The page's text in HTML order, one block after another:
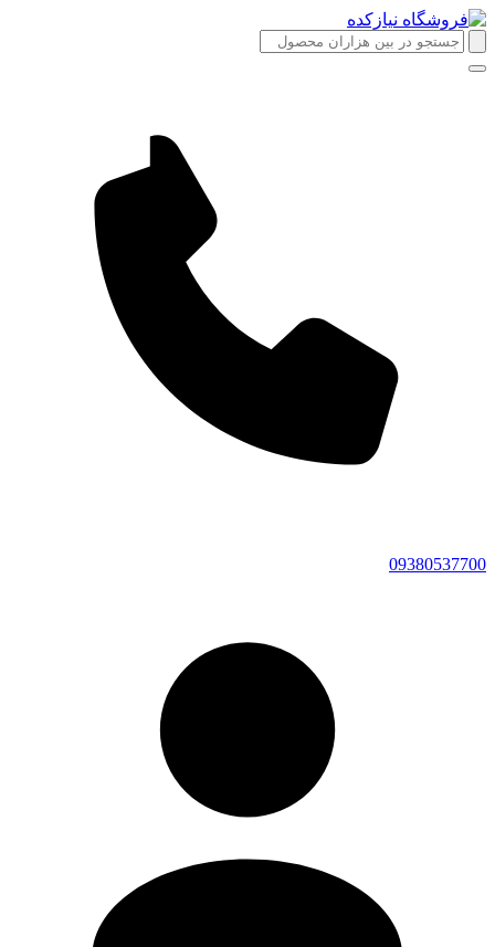
09380537700